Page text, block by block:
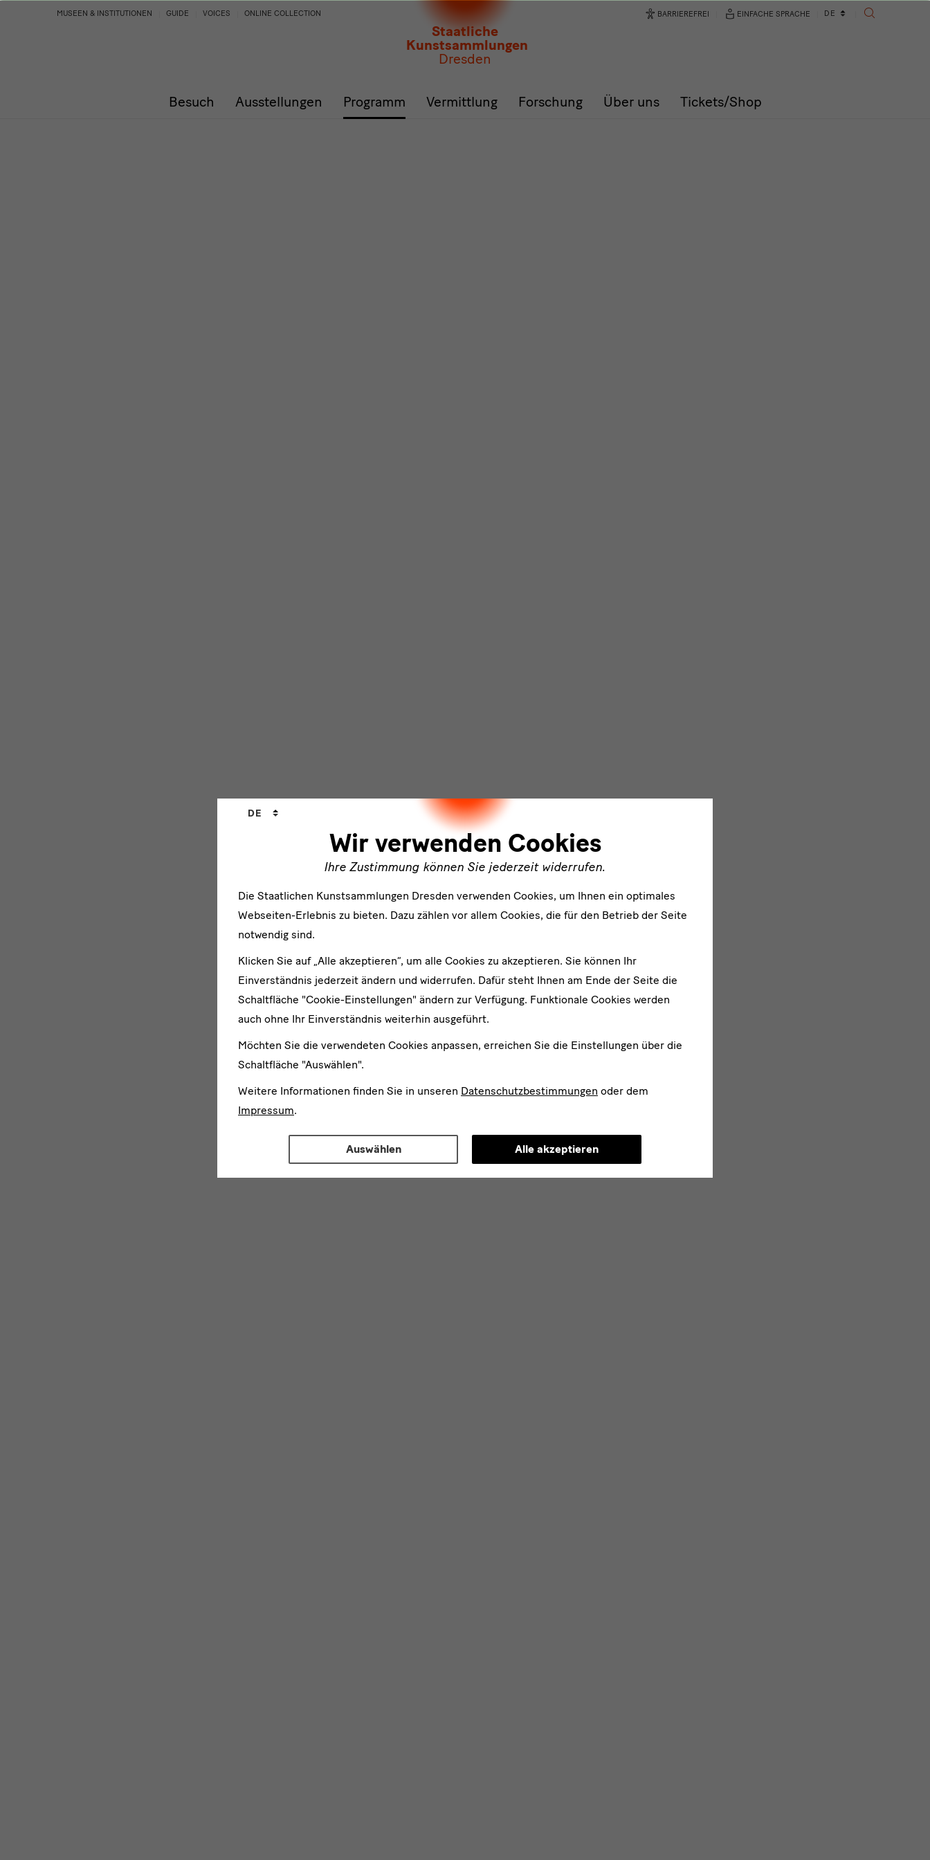
Staatliche
Kunstsammlungen
Dresden
Programm
Besuch Ausstellungen Programm Vermittlung Forschung Über uns Tickets/Shop
MUSEEN & INSTITUTIONEN GUIDE VOICES ONLINE COLLECTION BARRIEREFREI EINFACHE SPRACHE
Sprachwechsler
DE
SUCHE
Wir verwenden Cookies
Ihre Zustimmung können Sie jederzeit widerrufen.
Sprachwechsler
DE
Die Staatlichen Kunstsammlungen Dresden verwenden Cookies, um Ihnen ein optimales
Webseiten-Erlebnis zu bieten. Dazu zählen vor allem Cookies, die für den Betrieb der Seite
notwendig sind.
Klicken Sie auf „Alle akzeptieren“, um alle Cookies zu akzeptieren. Sie können Ihr
Einverständnis jederzeit ändern und widerrufen. Dafür steht Ihnen am Ende der Seite die
Schaltfläche "Cookie-Einstellungen" ändern zur Verfügung. Funktionale Cookies werden
auch ohne Ihr Einverständnis weiterhin ausgeführt.
Möchten Sie die verwendeten Cookies anpassen, erreichen Sie die Einstellungen über die
Schaltfläche "Auswählen".
Weitere Informationen finden Sie in unseren Datenschutzbestimmungen oder dem
Impressum.
Auswählen Alle akzeptieren